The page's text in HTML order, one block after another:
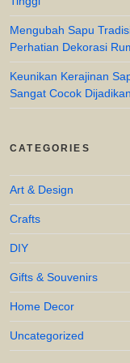
Mengubah Sapu
Perhatian Dekorasi
Keunikan Kerajinan
Sangat Cocok
CATEGORIES
Art & Design
Crafts
DIY
Gifts & Souvenirs
Home Decor
Uncategorized